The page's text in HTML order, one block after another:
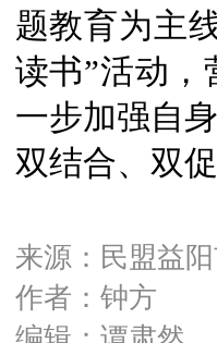
题教育为主
读书”活动
一步加强自
双结合、双
来源：民盟益
作者：钟方